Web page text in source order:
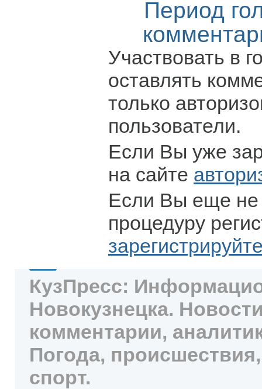
Период
Участвовать в
оставлять
только
пользователи.
Если Вы уже
на сайте
Если Вы еще не
процедуру
КузПресс:
Новокузнецка.
комментарии,
Погода,
спорт.